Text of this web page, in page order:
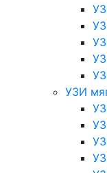
УЗИ